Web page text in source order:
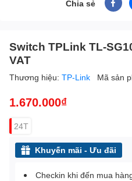
Chia sẻ
Switch TPLink TL-
VAT
Thương hiệu: TP-Link Mã sản
1.670.000₫
24T
Khuyến mãi - Ưu đãi
Checkin khi đến mua